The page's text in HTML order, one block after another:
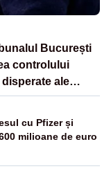
București
controlului
ale
cu Pfizer și
milioane de euro